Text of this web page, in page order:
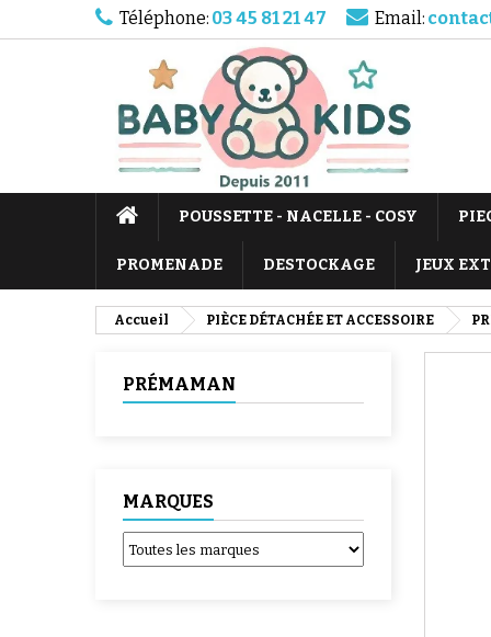
Téléphone: 03 45 81 21 47 Email:
POUSSETTE - NACELLE - COSY
PROMENADE DESTOCKAGE JEUX
Accueil PIÈCE DÉTACHÉE ET ACCESSOIRE
PRÉMAMAN
MARQUES